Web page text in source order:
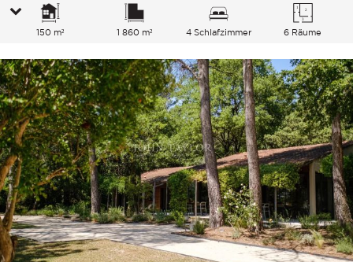
150 m² 1 860 m² 4 Schlafzimmer 6 Räume